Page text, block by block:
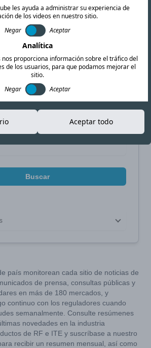
búsqueda
Buscar
país monitorean cada sitio de noticias de
de prensa, consultas públicas y
en más de 180 mercados, y
continuo con los reguladores cuando
semanalmente. Consulte resúmenes
novedades en la industria
de RF e ITE y suscríbase a nuestro
recibir un resumen mensual, así como
les ayuda a administrar su experiencia de
de los videos en nuestro sitio.
Negar
Aceptar
Analítica
nos proporciona información sobre el tráfico del
de los usuarios, para que podamos mejorar el
sitio.
Negar
Aceptar
Aceptar todo